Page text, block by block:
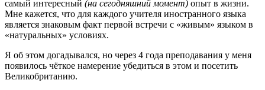
самый интересный (на сегодняшний момент) опыт в жизни.
Мне кажется, что для каждого учителя иностранного языка
является знаковым факт первой встречи с «живым» языком в
«натуральных» условиях.
Я об этом догадывался, но через 4 года преподавания у меня
появилось чёткое намерение убедиться в этом и посетить
Великобританию.